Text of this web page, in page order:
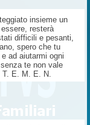
insieme un
resterà
difficili e pesanti,
spero che tu
ad aiutarmi ogni
te non vale
T. E. M. E. N.